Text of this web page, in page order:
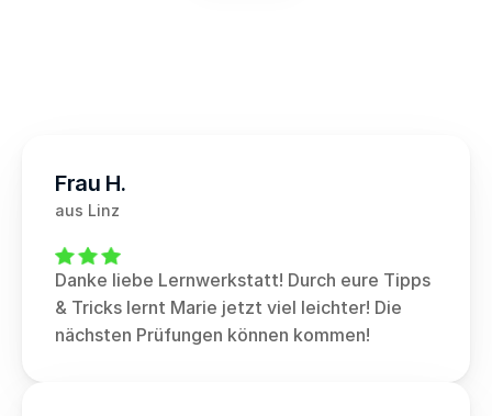
Frau H.
aus Linz
Danke liebe Lernwerkstatt! Durch eure Tipps
& Tricks lernt Marie jetzt viel leichter! Die
nächsten Prüfungen können kommen!